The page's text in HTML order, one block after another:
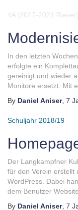
4A (2017-2021 Rieser)
In den letzten
erfolgte ein
gereinigt und wieder
Monitore ersetzt. Mit
By Daniel Aniser, 7
Schuljahr 2018/19
Der Langkampfner
für den Verein erstellt
WordPress. Dabei
dem Benutzer
By Daniel Aniser, 7